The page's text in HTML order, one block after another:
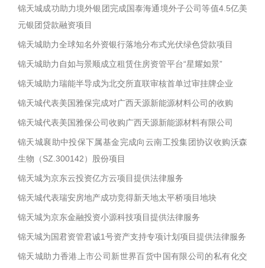
锦天城成功助力境外银团完成国泰海通境外子公司等值4.5亿美
元银团贷款融资项目
锦天城助力全球知名外资银行落地分布式光伏绿色贷款项目
锦天城助力自如与景顺成立租赁住房资管平台“星耀如景”
锦天城助力瑞能半导成为北交所直联审核首单过审挂牌企业
锦天城代表美国雅保完成对广西天源新能源材料公司的收购
锦天城代表美国雅保公司收购广西天源新能源材料有限公司
锦天城襄助中投保下属基金完成向云南工投集团协议收购沃森
生物（SZ.300142）股份项目
锦天城为京东云投资亿方云项目提供法律服务
锦天城代表瑞安房地产成功竞得新天地太平桥项目地块
锦天城为京东金融投资小源科技项目提供法律服务
锦天城为国君资管君诚1号资产支持专项计划项目提供法律服务
锦天城助力香港上市公司新世界百货中国有限公司的私有化交